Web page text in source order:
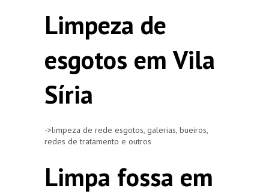
Limpeza de
esgotos em Vila
Síria
->limpeza de rede esgotos, galerias, bueiros,
redes de tratamento e outros
Limpa fossa em